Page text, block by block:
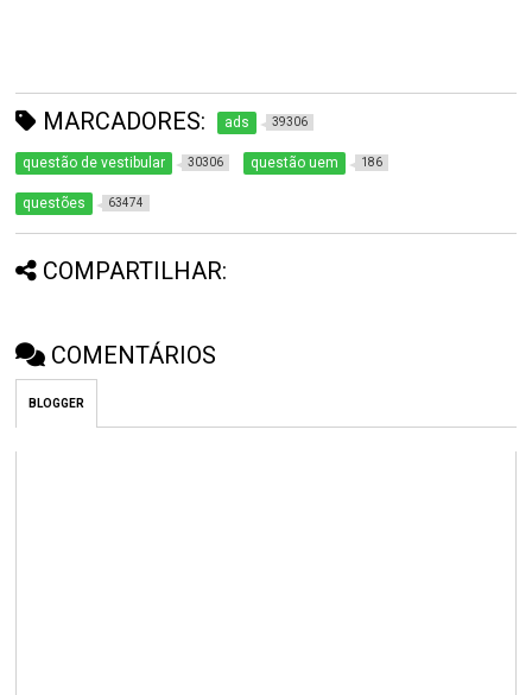
MARCADORES: ads 39306
questão de vestibular 30306 questão uem 186
questões 63474
COMPARTILHAR:
COMENTÁRIOS
BLOGGER